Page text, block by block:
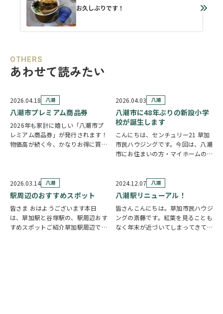
お久しぶりです！
OTHERS
あわせて読みたい
2026.04.18 八潮
八潮市プレミアム商品券
2026年も家計に嬉しい「八潮市プ
レミアム商品券」が発行されます！
物価高が続く今、かなりお得に買い
1冊：10,000円で購入 利用額：
13…
2026.04.03 八潮
八潮市に48年ぶりの新設小学
校が誕生します
こんにちは、センチュリー21 草加
市民ハウジングです。今回は、八潮
市にお住まいの方・マイホームのご
ご紹介します。. .48年ぶりの新設小
学校が誕生します 八潮市では、近
年の駅周…
2026.03.14 八潮
駅周辺のおすすめスポット
皆さま おはようございます本日
は、草加駅と谷塚駅の、駅周辺おす
すめスポットご紹介草加駅周辺で買
2024.12.07 八潮
八潮駅リニューアル！
皆さんこんにちは。草加市民ハウジ
ングの斎藤です。紅葉を見ることも
なく年末が近づいてしまってきてい